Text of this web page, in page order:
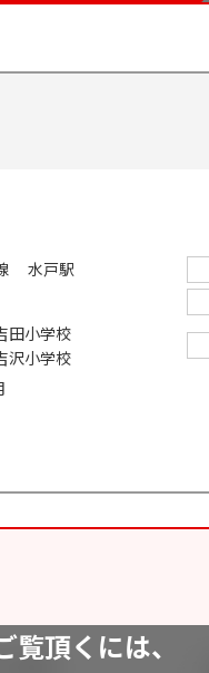
水戸駅
田小学校
沢小学校
覧頂くには、